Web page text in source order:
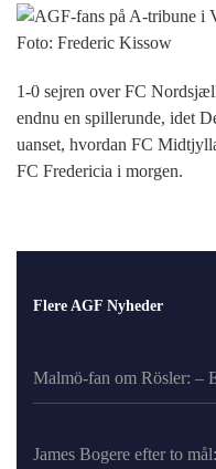
Foto: Frederic Kissow
1-0 sejren over FC
endnu en spillerunde, idet
uanset, hvordan FC
FC Fredericia i morgen.
Flere AGF Nyheder
Malmö-fan om Rösler: –
James Bogere efter to